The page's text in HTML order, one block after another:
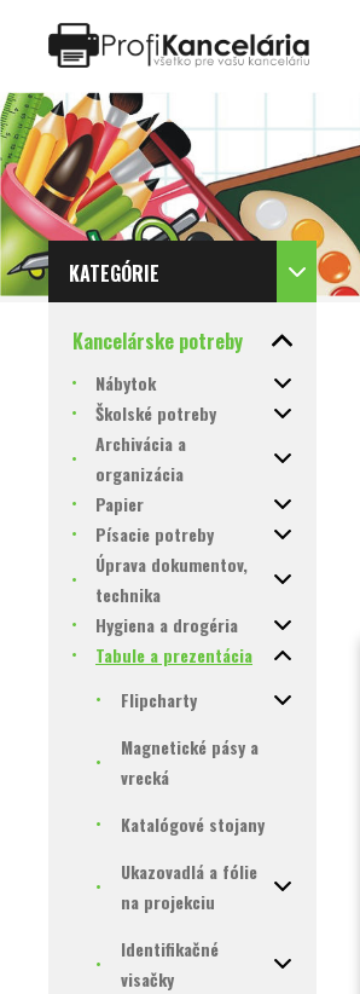
KATEGÓRIE
Kancelárske potreby
Nábytok
Školské potreby
Archivácia a
organizácia
Papier
Písacie potreby
Úprava dokumentov,
technika
Hygiena a drogéria
Tabule a prezentácia
Flipcharty
Magnetické pásy a
vrecká
Katalógové stojany
Ukazovadlá a fólie
na projekciu
Identifikačné
visačky
Katalóg internetových stránok